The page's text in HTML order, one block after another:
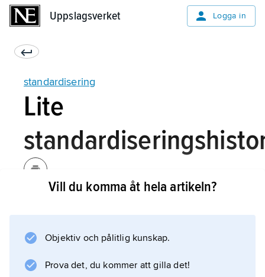
Uppslagsverket Logga in
standardisering
Lite
den fortskridande industrialiseringen under
1800-talet. De första nationella
standardiseringsorganen bildades i
Vill du komma åt hela artikeln?
Objektiv och pålitlig kunskap.
Prova det, du kommer att gilla det!